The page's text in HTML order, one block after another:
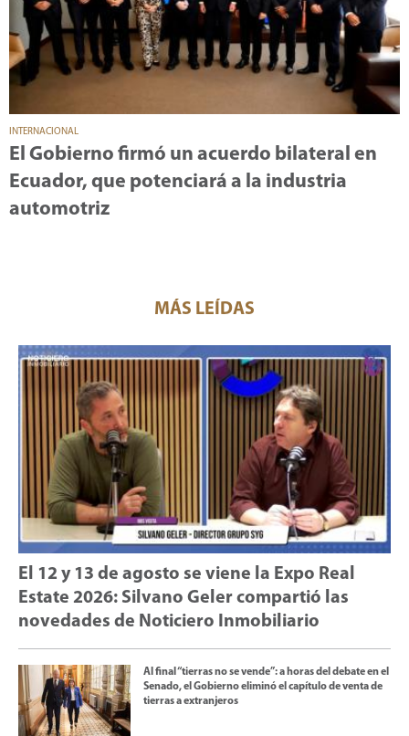
INTERNACIONAL
El Gobierno firmó un acuerdo bilateral en
Ecuador, que potenciará a la industria
automotriz
MÁS LEÍDAS
El 12 y 13 de agosto se viene la Expo Real
Estate 2026: Silvano Geler compartió las
novedades de Noticiero Inmobiliario
Al final “tierras no se vende”: a horas del debate en el
Senado, el Gobierno eliminó el capítulo de venta de
tierras a extranjeros